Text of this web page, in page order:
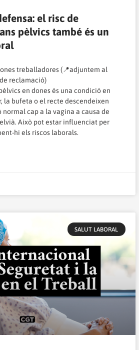
el risc de
pèlvics també és un
treballadores (📍adjuntem al
reclamació)
en dones és una condició en
la bufeta o el recte descendeixen
normal cap a la vagina a causa de
Això pot estar influenciat per
hi els riscos laborals.
SALUT LABORAL